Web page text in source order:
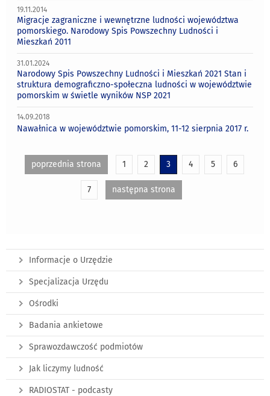
19.11.2014
Migracje zagraniczne i wewnętrzne ludności województwa
pomorskiego. Narodowy Spis Powszechny Ludności i
Mieszkań 2011
31.01.2024
Narodowy Spis Powszechny Ludności i Mieszkań 2021 Stan i
struktura demograficzno-społeczna ludności w województwie
pomorskim w świetle wyników NSP 2021
14.09.2018
Nawałnica w województwie pomorskim, 11-12 sierpnia 2017 r.
poprzednia strona 1 2 3 4 5 6
7 następna strona
Informacje o Urzędzie
Specjalizacja Urzędu
Ośrodki
Badania ankietowe
Sprawozdawczość podmiotów
Jak liczymy ludność
RADIOSTAT - podcasty